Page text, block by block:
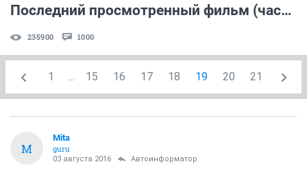
Последний просмотренный фильм (часть 7)
235900 1000
1 ... 15 16 17 18 19 20 21
M
Mita
guru
03 августа 2016 Автоинформатор